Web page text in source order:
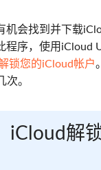
机会找到并下载
程序，使用iCloud
锁您的iCloud帐户
次。
iCloud解